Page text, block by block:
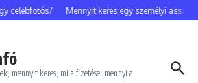
celebfotós? Mennyit keres egy személyi
mennyit keres, mi a fizetése, mennyi a